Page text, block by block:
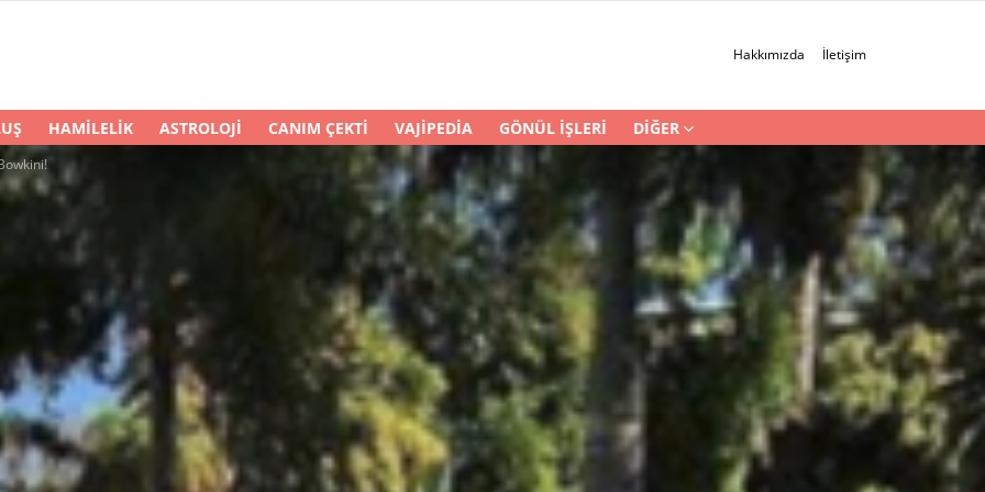
Hakkımızda İletişim
HAMILELIK ASTROLOJI CANIM ÇEKTI VAJIPEDIA GÖNÜL İŞLERI DIĞER